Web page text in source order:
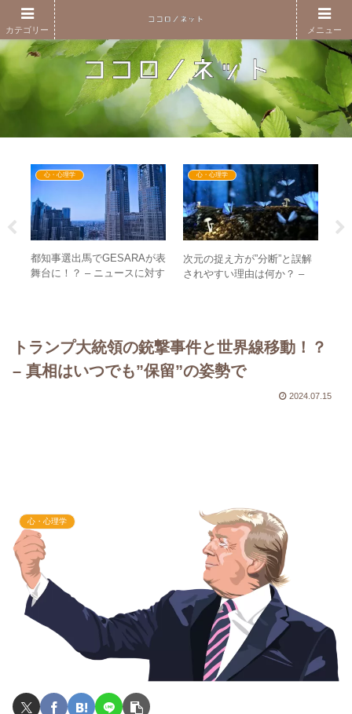
心・心理学
都知事選出馬でGESARAが表
舞台に！？ – ニュースに対す
心・心理学
次元の捉え方が”分断”と誤解
されやすい理由は何か？ –
トランプ大統領の銃撃事件と世界線移動！？
– 真相はいつでも”保留”の姿勢で
2024.07.15
心・心理学
カテゴリー メニュー